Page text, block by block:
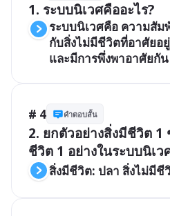
1. ระบบนิเวศคืออะไร?
ระบบนิเวศคือ ความสัม
กับสิ่งไม่มีชีวิตที่อาศัยอ
และมีการพึ่งพาอาศัยกัน
# 4 คำตอบสั้น
2. ยกตัวอย่างสิ่งมีชีวิต
ชีวิต 1 อย่างในระบบนิเว
สิ่งมีชีวิต: ปลา สิ่งไม่มีชี